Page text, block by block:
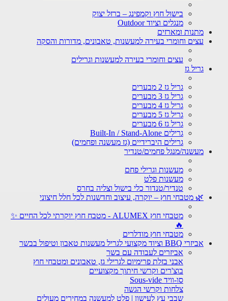
בישול חוץ וקמפינג – ברזל יצוק
מנגלים וציוד Outdoor
מתנות ומארזים
עצים וחומרי בעירה למעשנות, טאבונים, מדורות והסקה
עצים וחומרי בעירה למעשנות וגרילים
גריל גז
גריל גז 2 מבערים
גריל גז 3 מבערים
גריל גז 4 מבערים
גריל גז 5 מבערים
גריל גז 6 מבערים
גרילים Built-In / Stand-Alone
גרילים היברידיים (גז מעשנה ופחמים)
מעשנה/מנגל פחמים/טנדיר
מעשנות וגרילי פחם
מעשנות פלט
טנדיר/טנדור כלי בישול וצליה בחרס
🌿 מטבחי חוץ – יוקרה, עיצוב וחדשנות לכל חלל חיצוני
מטבחי חוץ ALUMEX - מטבח חוץ יוקרתי לכל החיים ✨
מטבחי חוץ מודלרים
אביזרי BBQ וציוד מקצועי לגריל מעשנות טאבון וטיפול בבשר
אביזרים לעבודה עם בשר
אבני בזלת פרימיום לגרילי גז, טאבונים ומטבחי חוץ
בוצ'רים וקרשי חיתוך מקצועיים
סו-וויד Sous-vide
צלחות וקרשי הגשה
שבבי עץ לעישון | פלט למעשנה במחירים מעולים